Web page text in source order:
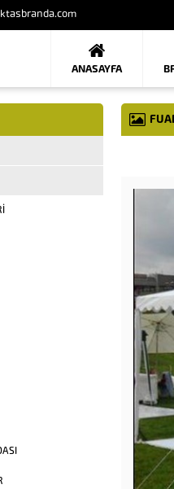
ANASAYFA